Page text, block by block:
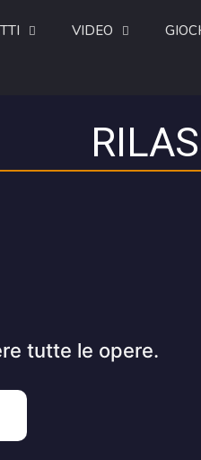
VIDEO
tutte le opere.